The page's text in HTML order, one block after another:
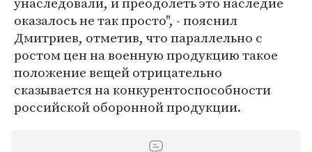
оказалось не так просто", - пояснил
Дмитриев, отметив, что параллельно с
ростом цен на военную продукцию такое
положение вещей отрицательно
сказывается на конкурентоспособности
российской оборонной продукции.